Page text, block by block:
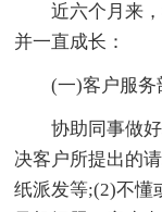
近六个月来
并一直成长：
(一)客户服
协助同事做
决客户所提出的
纸派发等;(2)不懂